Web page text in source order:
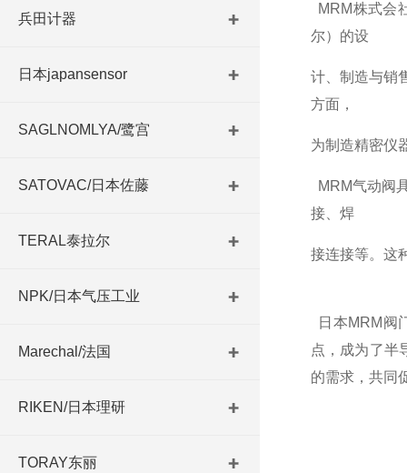
兵田计器
日本japansensor
SAGLNOMLYA/鹭宫
SATOVAC/日本佐藤
TERAL泰拉尔
NPK/日本气压工业
Marechal/法国
RIKEN/日本理研
TORAY东丽
MRM株式会
尔）的设
计、制造与销
方面，
为制造精密仪
MRM气动阀
接、焊
接连接等。这
日本MRM阀
点，成为了半
的需求，共同